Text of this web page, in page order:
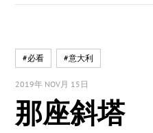
#必看 #意大利
2019年 NOV月 15日
那座斜塔